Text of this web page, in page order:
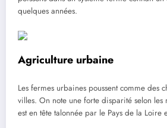
quelques années.
Agriculture urbaine
Les fermes urbaines poussent comme des
villes. On note une forte disparité selon les
est en tête talonnée par le Pays de la Loire